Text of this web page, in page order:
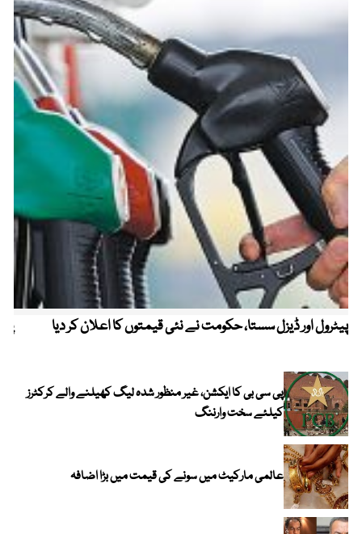
پیٹرول اور ڈیزل سستا، حکومت نے نئی قیمتوں کا اعلان کر دیا
پی سی بی کا ایکشن، غیر منظور شدہ لیگ کھیلنے والے کرکٹرز
کیلئے سخت وارننگ
عالمی مارکیٹ میں سونے کی قیمت میں بڑا اضافہ